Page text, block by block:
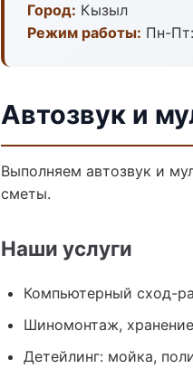
Город: Кызыл
Режим работы: Пн-
Автозвук и
Выполняем автозвук и
сметы.
Наши услуги
Компьютерный сход-
Шиномонтаж,
Детейлинг: мойка,